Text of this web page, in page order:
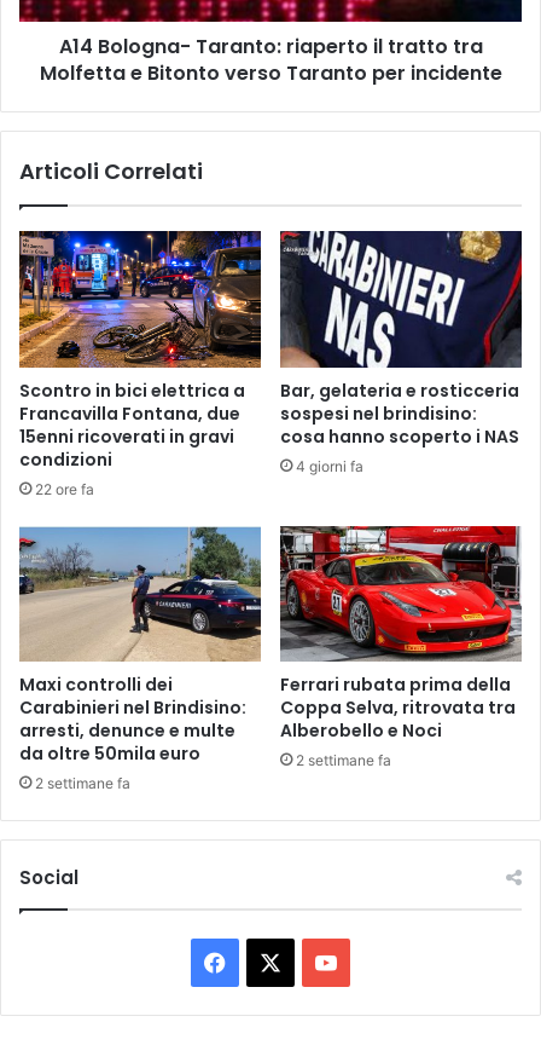
h
c
n
t
t
e
m
o
g
l
i
p
r
c
e
p
i
e
s
e
t
t
d
d
n
a
o
:
r
i
a
e
r
l
t
r
a
o
t
r
a
M
e
t
A14 Bologna- Taranto: riaperto il tratto tra
Molfetta e Bitonto verso Taranto per incidente
Articoli Correlati
Scontro in bici elettrica a
Francavilla Fontana, due
15enni ricoverati in gravi
condizioni
22 ore fa
Bar, gelateria e rosticceria
sospesi nel brindisino:
cosa hanno scoperto i NAS
4 giorni fa
Maxi controlli dei
Carabinieri nel Brindisino:
arresti, denunce e multe
da oltre 50mila euro
2 settimane fa
Ferrari rubata prima della
Coppa Selva, ritrovata tra
Alberobello e Noci
2 settimane fa
Social
a
o